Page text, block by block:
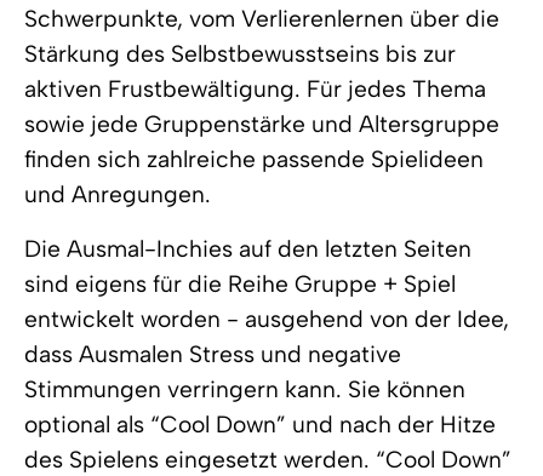
Schwerpunkte, vom Verlierenlernen über die
Stärkung des Selbstbewusstseins bis zur
aktiven Frustbewältigung. Für jedes Thema
sowie jede Gruppenstärke und Altersgruppe
finden sich zahlreiche passende Spielideen
und Anregungen.
Die Ausmal-Inchies auf den letzten Seiten
sind eigens für die Reihe Gruppe + Spiel
entwickelt worden - ausgehend von der Idee,
dass Ausmalen Stress und negative
Stimmungen verringern kann. Sie können
optional als “Cool Down” und nach der Hitze
des Spielens eingesetzt werden. “Cool Down”